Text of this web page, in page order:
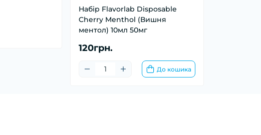
Набір Flavorlab Disposable
Cherry Menthol (Вишня
ментол) 10мл 50мг
120грн.
До кошика